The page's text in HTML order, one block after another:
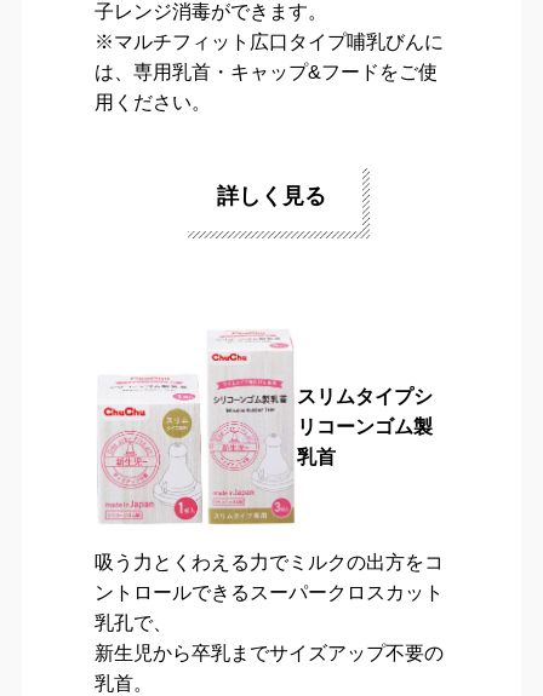
子レンジ消毒ができます。
※マルチフィット広口タイプ哺乳びんに
は、専用乳首・キャップ&フードをご使
用ください。
詳しく見る
スリムタイプシ
リコーンゴム製
乳首
吸う力とくわえる力でミルクの出方をコ
ントロールできるスーパークロスカット
乳孔で、
新生児から卒乳までサイズアップ不要の
乳首。